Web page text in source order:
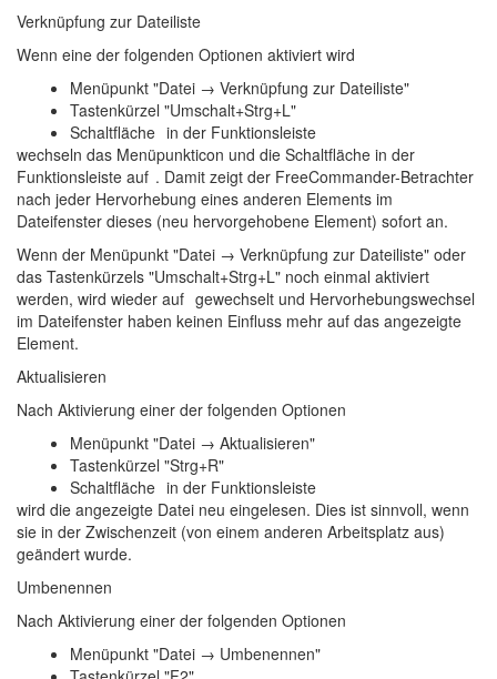
Verknüpfung zur Dateiliste
Wenn eine der folgenden Optionen aktiviert wird
Menüpunkt "Datei → Verknüpfung zur Dateiliste"
Tastenkürzel "Umschalt+Strg+L"
Schaltfläche in der Funktionsleiste
wechseln das Menüpunkticon und die Schaltfläche in der
Funktionsleiste auf . Damit zeigt der FreeCommander-Betrachter
nach jeder Hervorhebung eines anderen Elements im
Dateifenster dieses (neu hervorgehobene Element) sofort an.
Wenn der Menüpunkt "Datei → Verknüpfung zur Dateiliste" oder
das Tastenkürzels "Umschalt+Strg+L" noch einmal aktiviert
werden, wird wieder auf gewechselt und Hervorhebungswechsel
im Dateifenster haben keinen Einfluss mehr auf das angezeigte
Element.
Aktualisieren
Nach Aktivierung einer der folgenden Optionen
Menüpunkt "Datei → Aktualisieren"
Tastenkürzel "Strg+R"
Schaltfläche in der Funktionsleiste
wird die angezeigte Datei neu eingelesen. Dies ist sinnvoll, wenn
sie in der Zwischenzeit (von einem anderen Arbeitsplatz aus)
geändert wurde.
Umbenennen
Nach Aktivierung einer der folgenden Optionen
Menüpunkt "Datei → Umbenennen"